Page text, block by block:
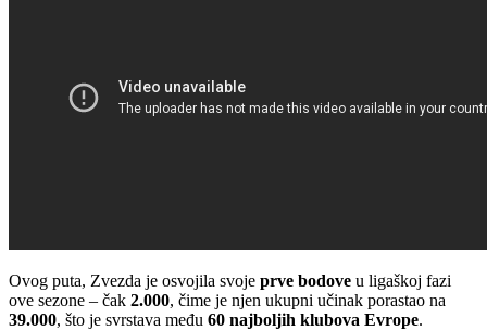
Ovog puta, Zvezda je osvojila svoje prve bodove u ligaškoj fazi
ove sezone – čak 2.000, čime je njen ukupni učinak porastao na
39.000, što je svrstava među 60 najboljih klubova Evrope.